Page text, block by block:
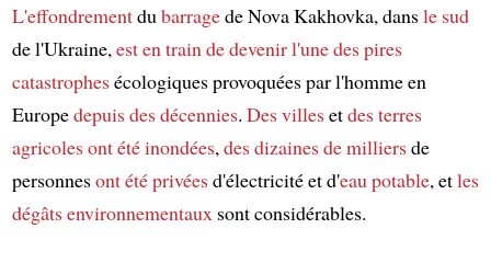
L'effondrementdu barragede Nova Kakhovka, dansle sud
de l'Ukraine, est en train de devenirl'une des pires
catastrophesécologiques provoquées par l'homme en
Europedepuis des décennies. Des villesetdes terres
agricolesont été inondées, des dizaines de milliersde
personnesont été privéesd'électricité et d'eau potable, etles
dégâts environnementaux sont considérables.